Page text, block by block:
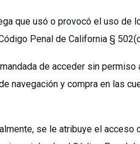
que usó o provocó el uso de
Penal de California §
de acceder sin
navegación y compra en las
se le atribuye el acceso